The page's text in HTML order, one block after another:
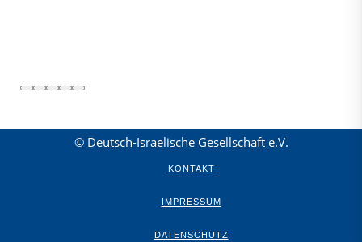
© Deutsch-Israelische Gesellschaft e.V.
KONTAKT
IMPRESSUM
DATENSCHUTZ